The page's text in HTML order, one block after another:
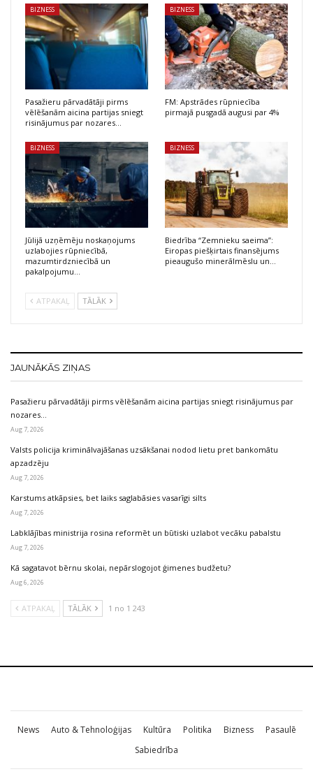
BIZNESS
Pasažieru pārvadātāji pirms
vēlēšanām aicina partijas sniegt
risinājumus par nozares…
BIZNESS
FM: Apstrādes rūpniecība
pirmajā pusgadā augusi par 4%
BIZNESS
Jūlijā uzņēmēju noskaņojums
uzlabojies rūpniecībā,
mazumtirdzniecībā un
pakalpojumu…
BIZNESS
Biedrība “Zemnieku saeima”:
Eiropas piešķirtais finansējums
pieaugušo minerālmēslu un…
ATPAKAĻ TĀLĀK
JAUNĀKĀS ZIŅAS
Pasažieru pārvadātāji pirms vēlēšanām aicina partijas sniegt risinājumus par
nozares…
Aug 7, 2026
Valsts policija kriminālvajāšanas uzsākšanai nodod lietu pret bankomātu
apzadzēju
Aug 7, 2026
Karstums atkāpsies, bet laiks saglabāsies vasarīgi silts
Aug 7, 2026
Labklājības ministrija rosina reformēt un būtiski uzlabot vecāku pabalstu
Aug 7, 2026
Kā sagatavot bērnu skolai, nepārslogojot ģimenes budžetu?
Aug 6, 2026
ATPAKAĻ TĀLĀK 1 no 1 243
News Auto & Tehnoloģijas Kultūra Politika Bizness
Pasaulē
Sabiedrība